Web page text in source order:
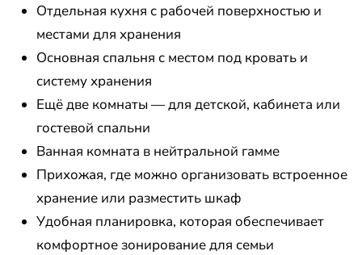
Отдельная кухня с рабочей поверхностью и
местами для хранения
Основная спальня с местом под кровать и
систему хранения
Ещё две комнаты — для детской, кабинета или
гостевой спальни
Ванная комната в нейтральной гамме
Прихожая, где можно организовать встроенное
хранение или разместить шкаф
Удобная планировка, которая обеспечивает
комфортное зонирование для семьи